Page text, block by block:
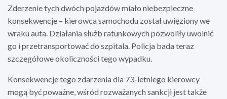
Zderzenie tych dwóch pojazdów miało niebezpieczne
konsekwencje – kierowca samochodu został uwięziony we
wraku auta. Działania służb ratunkowych pozwoliły uwolnić
go i przetransportować do szpitala. Policja bada teraz
szczegółowe okoliczności tego wypadku.
Konsekwencje tego zdarzenia dla 73-letniego kierowcy
mogą być poważne, wśród rozważanych sankcji jest także